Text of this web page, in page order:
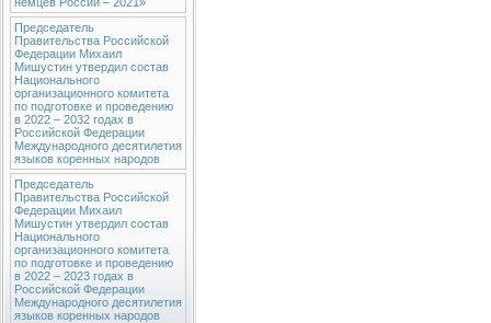
Председатель
Правительства Российской
Федерации Михаил
Мишустин утвердил состав
Национального
организационного комитета
по подготовке и проведению
в 2022 – 2032 годах в
Российской Федерации
Международного десятилетия
языков коренных народов
Председатель
Правительства Российской
Федерации Михаил
Мишустин утвердил состав
Национального
организационного комитета
по подготовке и проведению
в 2022 – 2023 годах в
Российской Федерации
Международного десятилетия
языков коренных народов